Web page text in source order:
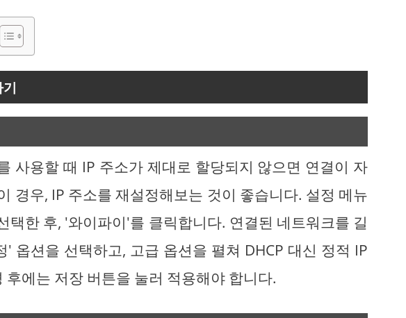
사용할 때 IP 주소가 제대로 할당되지 않으면 연결이 자
경우, IP 주소를 재설정해보는 것이 좋습니다. 설정 메뉴
택한 후, '와이파이'를 클릭합니다. 연결된 네트워크를 길
' 옵션을 선택하고, 고급 옵션을 펼쳐 DHCP 대신 정적 IP
후에는 저장 버튼을 눌러 적용해야 합니다.